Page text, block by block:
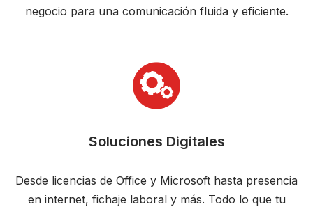
negocio para una comunicación fluida y eficiente.
Soluciones Digitales
Desde licencias de Office y Microsoft hasta presencia
en internet, fichaje laboral y más. Todo lo que tu